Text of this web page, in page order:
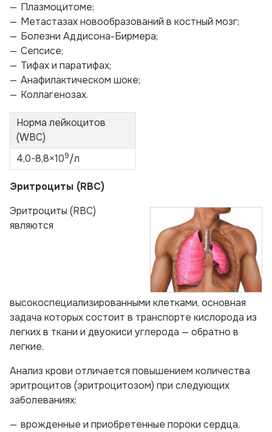
Плазмоцитоме;
Метастазах новообразований в костный мозг;
Болезни Аддисона-Бирмера;
Сепсисе;
Тифах и паратифах;
Анафилактическом шоке;
Коллагенозах.
Норма лейкоцитов
(WBC)
4,0-8,8×109/л
Эритроциты (RBC)
Эритроциты (RBC)
являются
высокоспециализированными клетками, основная
задача которых состоит в транспорте кислорода из
легких в ткани и двуокиси углерода — обратно в
легкие.
Анализ крови отличается повышением количества
эритроцитов (эритроцитозом) при следующих
заболеваниях:
врожденные и приобретенные пороки сердца,